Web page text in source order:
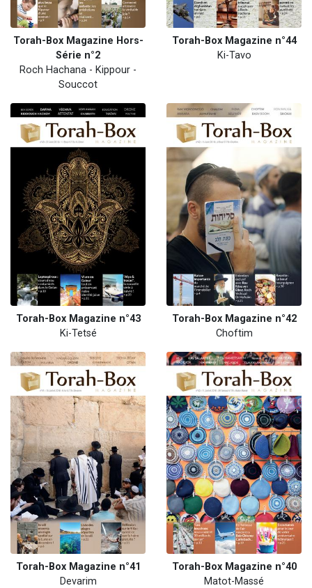
Torah-Box Magazine Hors-
Série n°2
Roch Hachana - Kippour -
Souccot
Torah-Box Magazine n°44
Ki-Tavo
Torah-Box Magazine n°43
Ki-Tetsé
Torah-Box Magazine n°42
Choftim
Torah-Box Magazine n°41
Devarim
Torah-Box Magazine n°40
Matot-Massé